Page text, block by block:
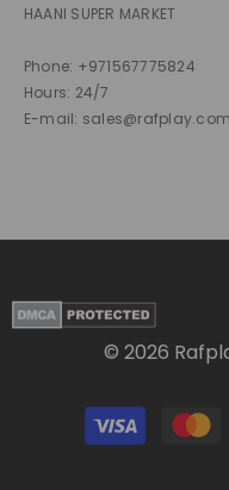
HAANI SUPER MARKET
Phone: +971567775824
Hours: 24/7
E-mail: sales@rafplay.com
© 2026